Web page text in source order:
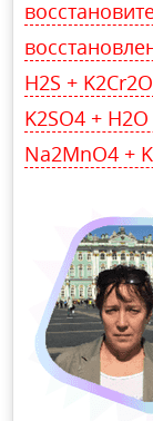
H2S +
K2SO4 +
Na2MnO4 +